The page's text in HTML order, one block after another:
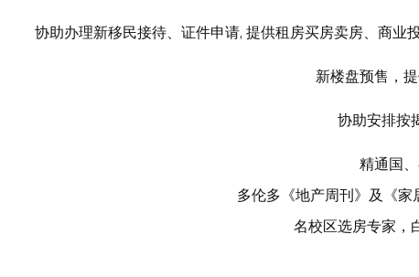
协助办理新移民接待、证件申请, 提供租房买房卖房、商业
新楼盘预售，提
协助安排按
精通国
多伦多《地产周刊》及《家
名校区选房专家，